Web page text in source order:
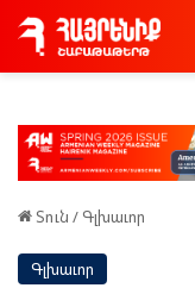
Տուն / Գլխաւոր
Գլխաւոր